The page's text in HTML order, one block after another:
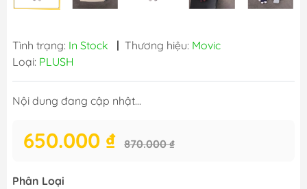
Tình trạng: In Stock | Thương hiệu: Movic
Loại: PLUSH
Nội dung đang cập nhật...
650.000 ₫ 870.000 ₫
Phân Loại